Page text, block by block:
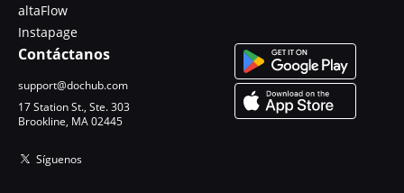
altaFlow
Instapage
Contáctanos
support@dochub.com
17 Station St., Ste. 303
Brookline, MA 02445
Síguenos